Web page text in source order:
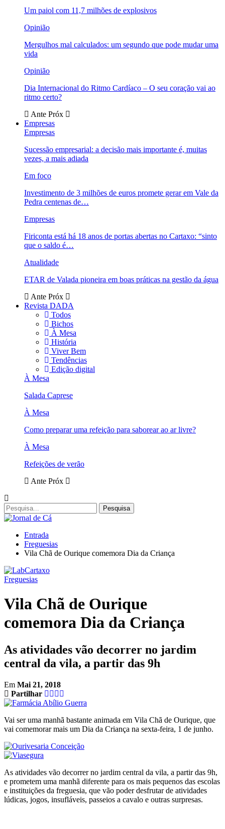
Um paiol com 11,7 milhões de explosivos
Opinião
Mergulhos mal calculados: um segundo que pode mudar uma
vida
Opinião
Dia Internacional do Ritmo Cardíaco – O seu coração vai ao
ritmo certo?
Ante Próx
Empresas
Empresas
Sucessão empresarial: a decisão mais importante é, muitas
vezes, a mais adiada
Em foco
Investimento de 3 milhões de euros promete gerar em Vale da
Pedra centenas de…
Empresas
Firiconta está há 18 anos de portas abertas no Cartaxo: “sinto
que o saldo é…
Atualidade
ETAR de Valada pioneira em boas práticas na gestão da água
Ante Próx
Revista DADA
Todos
Bichos
À Mesa
História
Viver Bem
Tendências
Edição digital
À Mesa
Salada Caprese
À Mesa
Como preparar uma refeição para saborear ao ar livre?
À Mesa
Refeições de verão
Ante Próx
Entrada
Freguesias
Vila Chã de Ourique comemora Dia da Criança
Freguesias
Vila Chã de Ourique
comemora Dia da Criança
As atividades vão decorrer no jardim
central da vila, a partir das 9h
Em Mai 21, 2018
Partilhar
Vai ser uma manhã bastante animada em Vila Chã de Ourique, que
vai comemorar mais um Dia da Criança na sexta-feira, 1 de junho.
As atividades vão decorrer no jardim central da vila, a partir das 9h,
e prometem uma manhã diferente para os mais pequenos das escolas
e instituições da freguesia, que vão poder desfrutar de atividades
lúdicas, jogos, insufláveis, passeios a cavalo e outras surpresas.